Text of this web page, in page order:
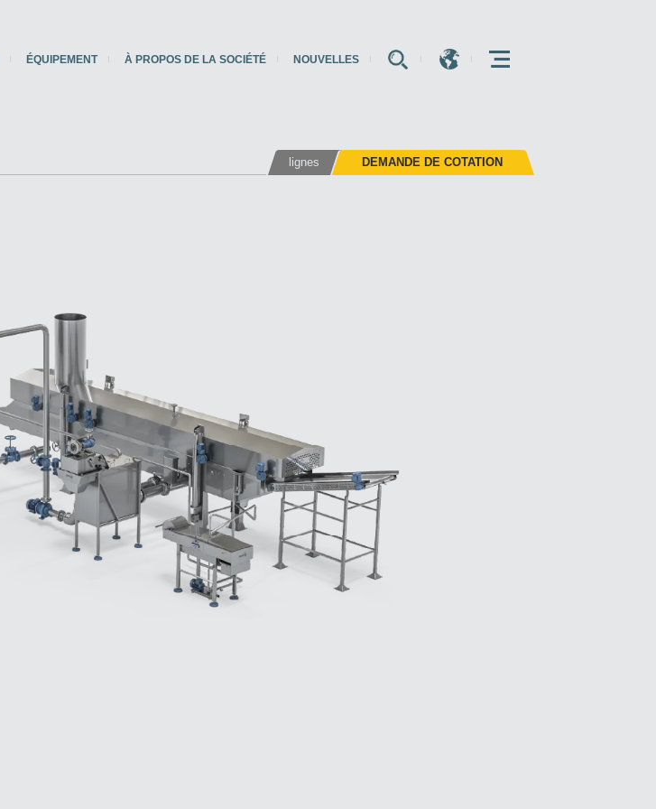
ÉQUIPEMENT À PROPOS DE LA SOCIÉTÉ NOUVELLES E E E
lignes DEMANDE DE COTATION